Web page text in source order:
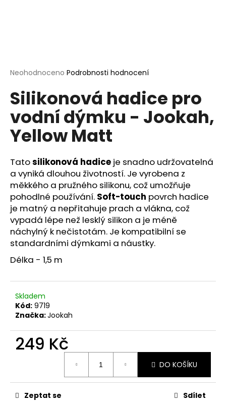
Průměrné
produktu
je
z
5
hvězdiček.
Neohodnoceno Podrobnosti hodnocení
Silikonová hadice pro
vodní dýmku - Jookah,
Yellow Matt
Tatosilikonová hadice je snadno udržovatelná
a vyniká dlouhou životností. Je vyrobena z
měkkého a pružného silikonu, což umožňuje
pohodlné používání. Soft-touch povrch hadice
je matný a nepřitahuje prach a vlákna, což
vypadá lépe než lesklý silikon a je méně
náchylný k nečistotám. Je kompatibilní se
standardními dýmkami a náustky.
Délka - 1,5 m
Skladem
Kód: 9719
Značka:Jookah
249 Kč
DO KOŠÍKU
Zeptat se Sdílet
HLEDAT
D
o
p
o
r
u
č
u
j
e
e